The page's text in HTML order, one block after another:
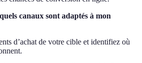
canaux sont adaptés à mon
d’achat de votre cible et identifiez où